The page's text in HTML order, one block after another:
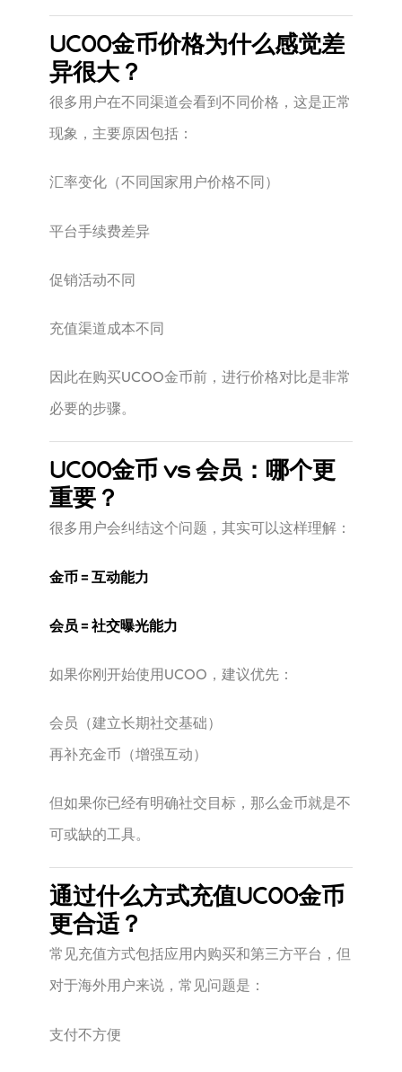
UCOO金币价格为什么感觉差
异很大？
很多用户在不同渠道会看到不同价格，这是正常
现象，主要原因包括：
汇率变化（不同国家用户价格不同）
平台手续费差异
促销活动不同
充值渠道成本不同
因此在购买UCOO金币前，进行价格对比是非常
必要的步骤。
UCOO金币 vs 会员：哪个更
重要？
很多用户会纠结这个问题，其实可以这样理解：
金币 = 互动能力
会员 = 社交曝光能力
如果你刚开始使用UCOO，建议优先：
会员（建立长期社交基础）
再补充金币（增强互动）
但如果你已经有明确社交目标，那么金币就是不
可或缺的工具。
通过什么方式充值UCOO金币
更合适？
常见充值方式包括应用内购买和第三方平台，但
对于海外用户来说，常见问题是：
支付不方便